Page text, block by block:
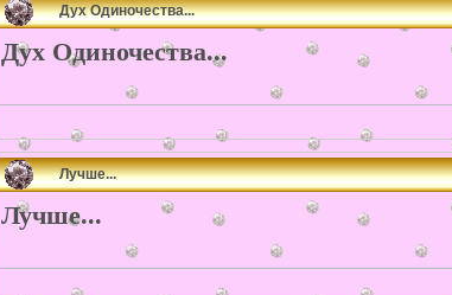
Дух Одиночества...
Дух Одиночества...
Лучше...
Лучше...